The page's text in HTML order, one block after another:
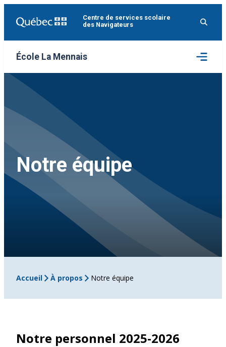
Centre de services scolaire
des Navigateurs
École La Mennais
Ouvrir
le
menu
Notre équipe
Accueil À propos Notre équipe
Notre personnel 2025-2026